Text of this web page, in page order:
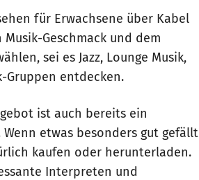
für Erwachsene über Kabel
Geschmack und dem
sei es Jazz, Lounge Musik,
Gruppen entdecken.
ist auch bereits ein
etwas besonders gut gefällt
kaufen oder herunterladen.
Interpreten und